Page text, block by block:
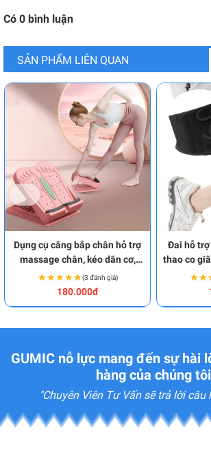
Có 0 bình luận
SẢN PHẨM LIÊN QUAN
Dụng cụ căng bắp chân hỗ trợ
massage chân, kéo dãn cơ,
gân hiệu quả BA1962
★★★★★
★★★★★(3 đánh giá)
180.000đ
Đai hỗ
thao co
GUMIC nỗ lực mang đến sự hài
hàng của chúng tôi
"Chuyên Viên Tư Vấn sẽ trả lời câu